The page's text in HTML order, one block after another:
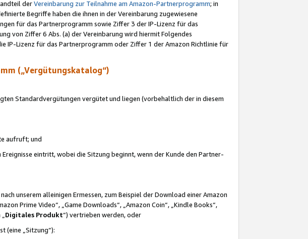
derVereinbarung zur Teilnahme am Amazon-Partnerprogramm; in
Begriffe haben die ihnen in der Vereinbarung zugewiesene
für das Partnerprogramm sowie Ziffer 3 der IP-Lizenz für das
von Ziffer 6 Abs. (a) der Vereinbarung wird hiermit Folgendes
IP-Lizenz für das Partnerprogramm oder Ziffer 1 der Amazon Richtlinie für
(„Vergütungskatalog“)
Standardvergütungen vergütet und liegen (vorbehaltlich der in diesem
aufruft; und
eintritt, wobei die Sitzung beginnt, wenn der Kunde den Partner-
unserem alleinigen Ermessen, zum Beispiel der Download einer Amazon
Prime Video“, „Game Downloads“, „Amazon Coin“, „Kindle Books“,
Digitales Produkt“) vertrieben werden, oder
(eine „Sitzung“):